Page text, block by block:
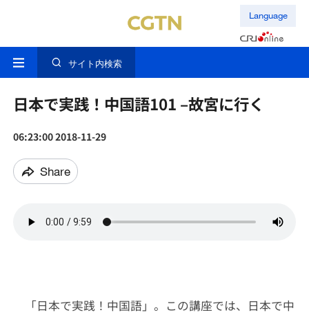
Language
サイト内検索
日本で実践！中国語101 –故宮に行く
06:23:00 2018-11-29
Share
「日本で実践！中国語」。この講座では、日本で中